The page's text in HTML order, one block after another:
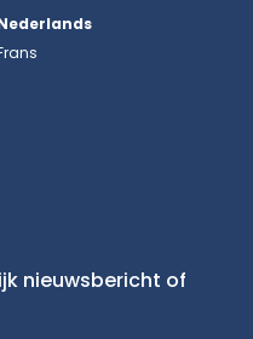
nieuwsbericht of